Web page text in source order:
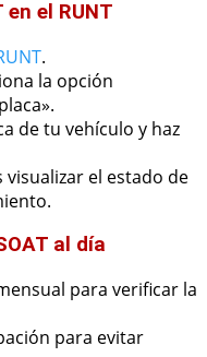
el RUNT
.
la opción
de tu vehículo y haz
visualizar el estado de
al día
para verificar la
para evitar